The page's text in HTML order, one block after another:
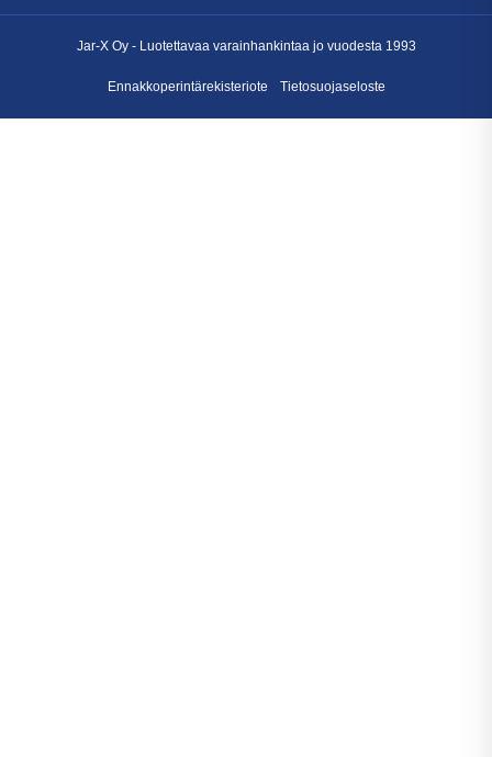
Jar-X Oy - Luotettavaa varainhankintaajo vuodesta 1993
Ennakkoperintärekisteriote Tietosuojaseloste